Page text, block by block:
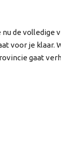
de volledige
voor je klaar.
gaat